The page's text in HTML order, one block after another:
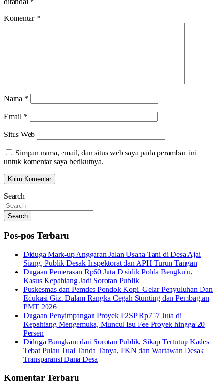
ditandai *
Komentar *
Nama *
Email *
Situs Web
Simpan nama, email, dan situs web saya pada peramban ini
untuk komentar saya berikutnya.
Search
Search
Pos-pos Terbaru
Diduga Mark-up Anggaran Jalan Usaha Tani di Desa Ajai
Siang, Publik Desak Inspektorat dan APH Turun Tangan
Dugaan Pemerasan Rp60 Juta Disidik Polda Bengkulu,
Kasus Kepahiang Jadi Sorotan Publik
Puskesmas dan Pemdes Pondok Kopi Gelar Penyuluhan Dan
Edukasi Gizi Dalam Rangka Cegah Stunting dan Pembagian
PMT 2026
Dugaan Penyimpangan Proyek P2SP Rp757 Juta di
Kepahiang Mengemuka, Muncul Isu Fee Proyek hingga 20
Persen
Diduga Bungkam dari Sorotan Publik, Sikap Tertutup Kades
Tebat Pulau Tuai Tanda Tanya, PKN dan Wartawan Desak
Transparansi Dana Desa
Komentar Terbaru